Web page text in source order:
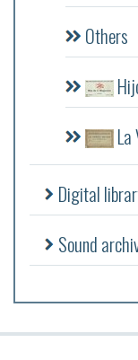
Others
Digital
Sound